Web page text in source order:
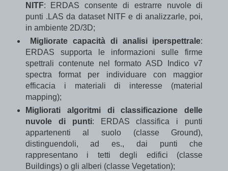
NITF: ERDAS consente di estrarre nuvole di
punti .LAS da dataset NITF e di analizzarle, poi,
in ambiente 2D/3D;
Migliorate capacità di analisi iperspettrale:
ERDAS supporta le informazioni sulle firme
spettrali contenute nel formato ASD Indico v7
spectra format per individuare con maggior
efficacia i materiali di interesse (material
mapping);
Migliorati algoritmi di classificazione delle
nuvole di punti: ERDAS classifica i punti
appartenenti al suolo (classe Ground),
distinguendoli, ad es., dai punti che
rappresentano i tetti degli edifici (classe
Buildings) o gli alberi (classe Vegetation);